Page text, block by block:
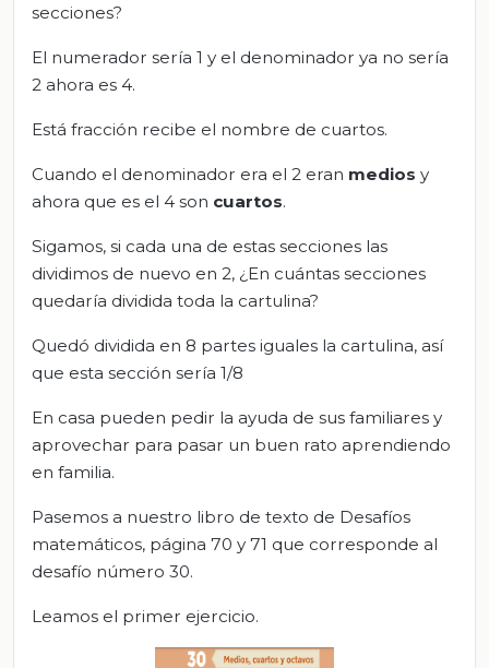
secciones?
El numerador sería 1 y el denominador ya no sería
2 ahora es 4.
Está fracción recibe el nombre de cuartos.
Cuando el denominador era el 2 eran medios y
ahora que es el 4 son cuartos.
Sigamos, si cada una de estas secciones las
dividimos de nuevo en 2, ¿En cuántas secciones
quedaría dividida toda la cartulina?
Quedó dividida en 8 partes iguales la cartulina, así
que esta sección sería 1/8
En casa pueden pedir la ayuda de sus familiares y
aprovechar para pasar un buen rato aprendiendo
en familia.
Pasemos a nuestro libro de texto de Desafíos
matemáticos, página 70 y 71 que corresponde al
desafío número 30.
Leamos el primer ejercicio.